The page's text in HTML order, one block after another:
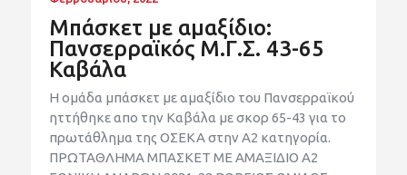
Μπάσκετ με αμαξίδιο:
Πανσερραϊκός Μ.Γ.Σ. 43-65
Καβάλα
Η ομάδα μπάσκετ με αμαξίδιο του Πανσερραϊκού
ηττήθηκε απο την Καβάλα με σκορ 65-43 για το
πρωτάθλημα της ΟΣΕΚΑ στην Α2 κατηγορία.
ΠΡΩΤΑΘΛΗΜΑ ΜΠΑΣΚΕΤ ΜΕ ΑΜΑΞΙΔΙΟ Α2